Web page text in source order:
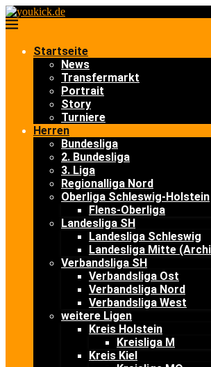
Startseite
News
Transfermarkt
Portrait
Story
Turniere
Herren
Bundesliga
2. Bundesliga
3. Liga
Regionalliga Nord
Oberliga Schleswig-Holstein
Flens-Oberliga
Landesliga SH
Landesliga Schleswig
Landesliga Mitte
Verbandsliga SH
Verbandsliga Ost
Verbandsliga Nord
Verbandsliga West
weitere Ligen
Kreis Holstein
Kreisliga M
Kreis Kiel